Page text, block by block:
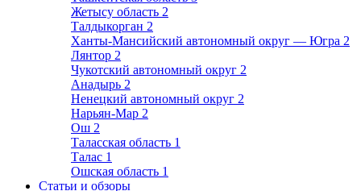
Жетысу область 2
Талдыкорган 2
Ханты-Мансийский автономный округ — Югра 2
Лянтор 2
Чукотский автономный округ 2
Анадырь 2
Ненецкий автономный округ 2
Нарьян-Мар 2
Ош 2
Таласская область 1
Талас 1
Ошская область 1
Статьи и обзоры